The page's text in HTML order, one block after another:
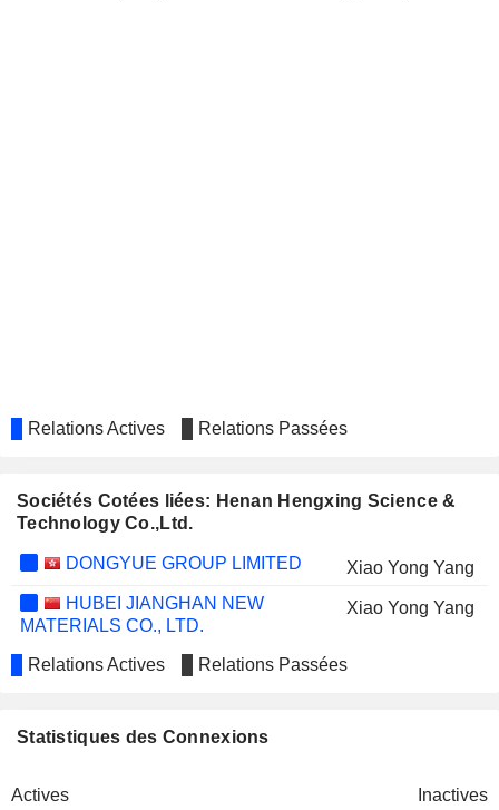
Relations Actives Relations Passées
Sociétés Cotées liées: Henan Hengxing Science &
Technology Co.,Ltd.
DONGYUE GROUP LIMITED
Xiao Yong Yang
HUBEI JIANGHAN NEW
MATERIALS CO., LTD.
Xiao Yong Yang
Relations Actives Relations Passées
Statistiques des Connexions
Actives Inactives